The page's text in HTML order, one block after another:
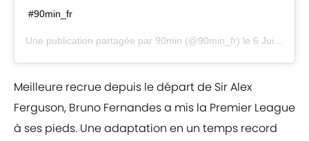
#90min_fr
Une publication partagée par 90min (@90min_fr) le 6 Juil. 2020 à 8 :16 PDT
Meilleure recrue depuis le départ de Sir Alex
Ferguson, Bruno Fernandes a mis la Premier League
à ses pieds. Une adaptation en un temps record